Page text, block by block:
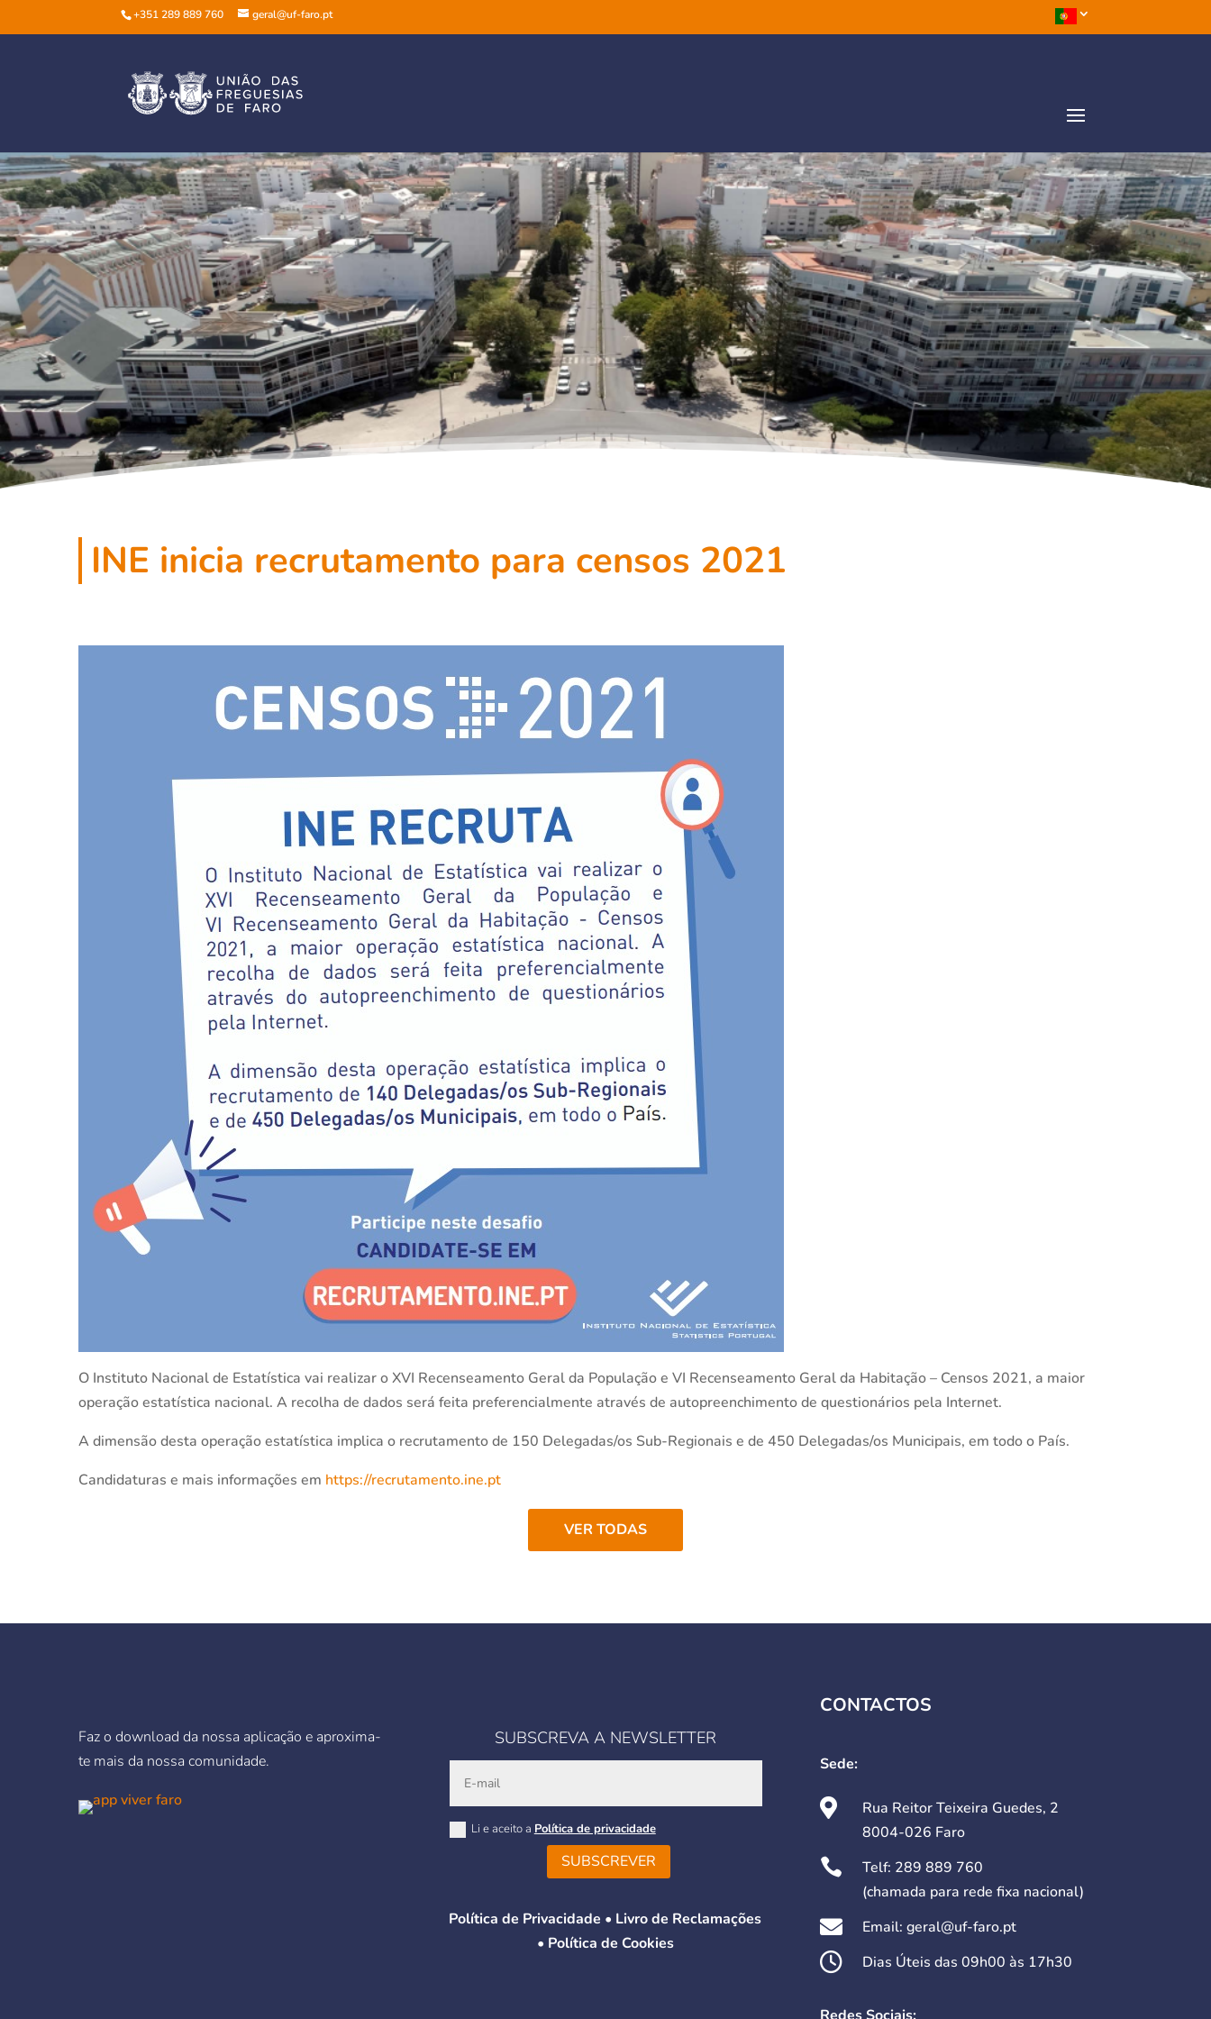
+351 289 889 760 geral@uf-faro.pt
INE inicia recrutamento para censos 2021
O Instituto Nacional de Estatística vai realizar o XVI Recenseamento Geral da População e VI Recenseamento Geral da Habitação – Censos 2021, a maior
operação estatística nacional. A recolha de dados será feita preferencialmente através de autopreenchimento de questionários pela Internet.
A dimensão desta operação estatística implica o recrutamento de 150 Delegadas/os Sub-Regionais e de 450 Delegadas/os Municipais, em todo o País.
Candidaturas e mais informações em https://recrutamento.ine.pt
VER TODAS
Faz o download da nossa aplicação e aproxima-
te mais da nossa comunidade.
SUBSCREVA A NEWSLETTER
Li e aceito a Política de privacidade
SUBSCREVER
Política de Privacidade • Livro de Reclamações
• Política de Cookies
CONTACTOS
Sede:

Rua Reitor Teixeira Guedes, 2
8004-026 Faro
 Telf: 289 889 760
(chamada para rede fixa nacional)
 Email: geral@uf-faro.pt
 Dias Úteis das 09h00 às 17h30